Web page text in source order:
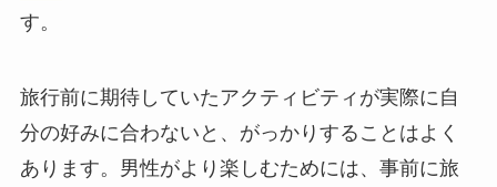
す。
旅行前に期待していたアクティビティが実際に自
分の好みに合わないと、がっかりすることはよく
あります。男性がより楽しむためには、事前に旅